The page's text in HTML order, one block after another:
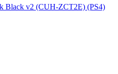
Black v2 (CUH-ZCT2E) (PS4)